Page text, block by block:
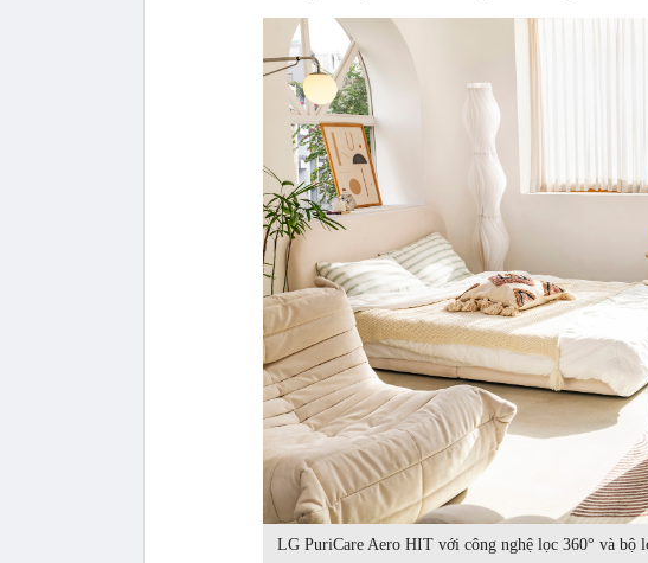
LG PuriCare Aero HIT với công nghệ lọc 360° và bộ